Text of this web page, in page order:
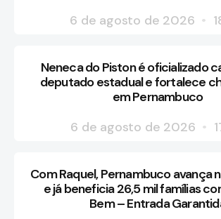
6 de agosto de 2026
Neneca do Piston é oficializado
deputado estadual e fortalece
em Pernambuco
6 de agosto de 2026
Com Raquel, Pernambuco avança
e já beneficia 26,5 mil famílias
Bem – Entrada